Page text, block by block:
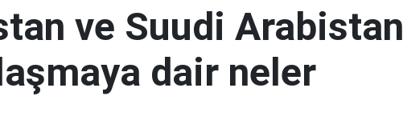
ve Suudi Arabistan
dair neler